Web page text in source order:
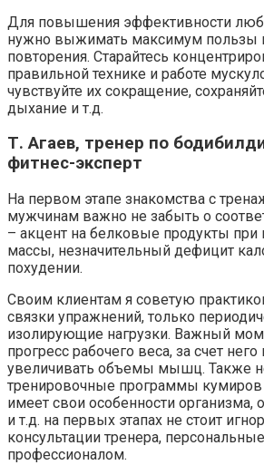
Для повышения эффективности
нужно выжимать максимум пользы
повторения. Старайтесь
правильной технике и работе
чувствуйте их сокращение,
дыхание и т.д.
Т. Агаев, тренер по
фитнес-эксперт
На первом этапе знакомства с
мужчинам важно не забыть о
– акцент на белковые продукты при
массы, незначительный дефицит
похудении.
Своим клиентам я советую
связки упражнений, только
изолирующие нагрузки. Важный
прогресс рабочего веса, за счет
увеличивать объемы мышц. Также
тренировочные программы кумиров
имеет свои особенности
и т.д. на первых этапах не стоит
консультации тренера,
профессионалом.